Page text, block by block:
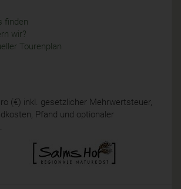
finden
wir?
Tourenplan
(€) inkl. gesetzlicher Mehrwertsteuer,
Pfand und optionaler